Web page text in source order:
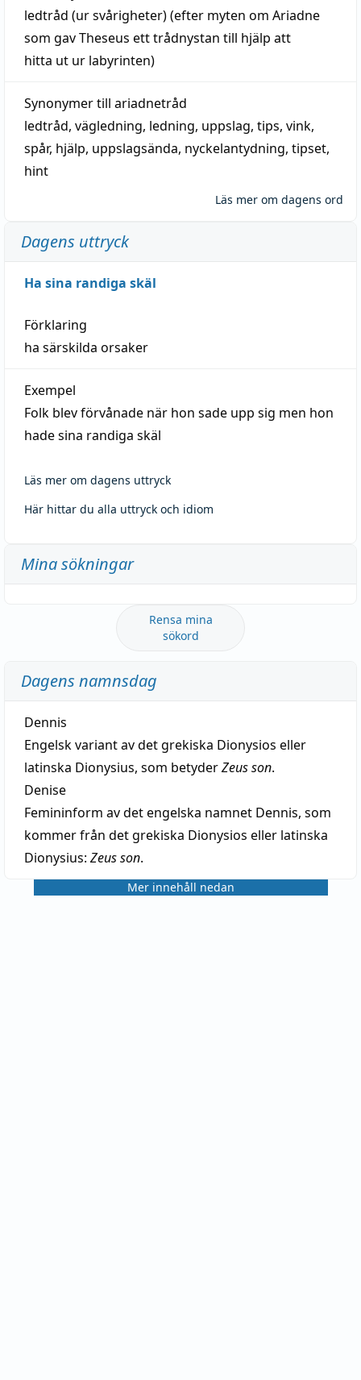
ledtråd (ur svårigheter) (efter myten om Ariadne
som gav Theseus ett trådnystan till hjälp att
hitta ut ur labyrinten)
Synonymer till ariadnetråd
ledtråd, vägledning, ledning, uppslag, tips, vink,
spår, hjälp, uppslagsända, nyckelantydning, tipset,
hint
Läs mer om dagens ord
Dagens uttryck
Ha sina randiga skäl
Förklaring
ha särskilda orsaker
Exempel
Folk blev förvånade när hon sade upp sig men hon
hade sina randiga skäl
Läs mer om dagens uttryck
Här hittar du alla uttryck och idiom
Mina sökningar
Rensa mina
sökord
Dagens namnsdag
Dennis
Engelsk variant av det grekiska Dionysios eller
latinska Dionysius, som betyderZeus son.
Denise
Femininform av det engelska namnet Dennis, som
kommer från det grekiska Dionysios eller latinska
Dionysius: Zeus son.
Mer innehåll nedan